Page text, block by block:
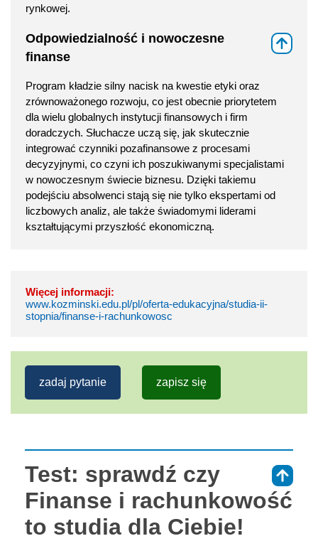
rynkowej.
Odpowiedzialność i nowoczesne
finanse
Program kładzie silny nacisk na kwestie etyki oraz
zrównoważonego rozwoju, co jest obecnie priorytetem
dla wielu globalnych instytucji finansowych i firm
doradczych. Słuchacze uczą się, jak skutecznie
integrować czynniki pozafinansowe z procesami
decyzyjnymi, co czyni ich poszukiwanymi specjalistami
w nowoczesnym świecie biznesu. Dzięki takiemu
podejściu absolwenci stają się nie tylko ekspertami od
liczbowych analiz, ale także świadomymi liderami
kształtującymi przyszłość ekonomiczną.
Więcej informacji:
www.kozminski.edu.pl/pl/oferta-edukacyjna/studia-ii-
stopnia/finanse-i-rachunkowosc
zadaj pytanie zapisz się
Test: sprawdź czy
Finanse i rachunkowość
to studia dla Ciebie!